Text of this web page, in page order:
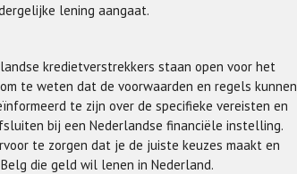
lening aangaat.
kredietverstrekkers staan open voor het
te weten dat de voorwaarden en regels kunnen
te zijn over de specifieke vereisten en
bij een Nederlandse financiële instelling.
te zorgen dat je de juiste keuzes maakt en
die geld wil lenen in Nederland.